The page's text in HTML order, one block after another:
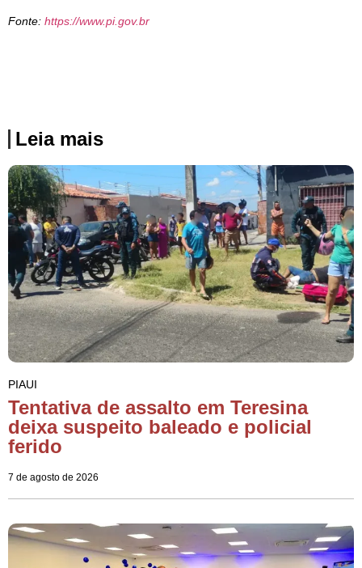
Fonte: https://www.pi.gov.br
Leia mais
PIAUI
Tentativa de assalto em Teresina
deixa suspeito baleado e policial
ferido
7 de agosto de 2026